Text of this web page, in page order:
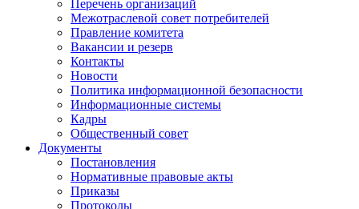
Перечень организаций
Межотраслевой совет потребителей
Правление комитета
Вакансии и резерв
Контакты
Новости
Политика информационной безопасности
Информационные системы
Кадры
Общественный совет
Документы
Постановления
Нормативные правовые акты
Приказы
Протоколы